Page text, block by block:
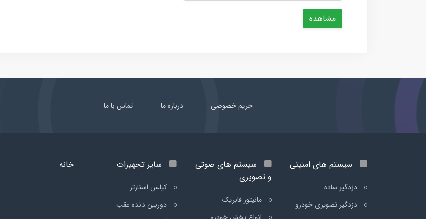
مشاهده
حریم خصوصی درباره ما تماس با ما
سیستم های امنیتی
دزدگیر ساده
دزدگیر تصویری خودرو
سیستم های صوتی
و تصویری
مانیتور فابریک
سایر تجهیزات
کیلس استارتر
دوربین دنده عقب
خانه